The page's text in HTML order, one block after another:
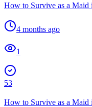
How to Survive as a
4 months ago
1
53
How to Survive as a